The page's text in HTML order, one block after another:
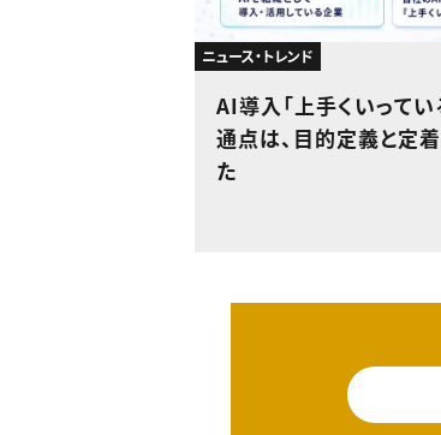
ニュース・トレンド
AI導入「上手くいって
通点は、目的定義と定
た